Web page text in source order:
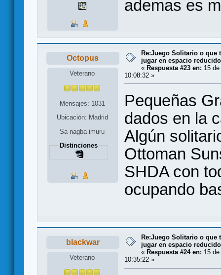
ademas es
Octopus
Veterano
Mensajes: 1031
Ubicación: Madrid
Sa nagba imuru
Distinciones
Re:Juego Solitario o que
jugar en espacio
« Respuesta #23 en: 15
10:08:32 »
Pequeñas
dados en la
Algún
Ottoman
SHDA con
ocupando
blackwar
Veterano
Re:Juego Solitario o que
jugar en espacio
« Respuesta #24 en: 15
10:35:22 »